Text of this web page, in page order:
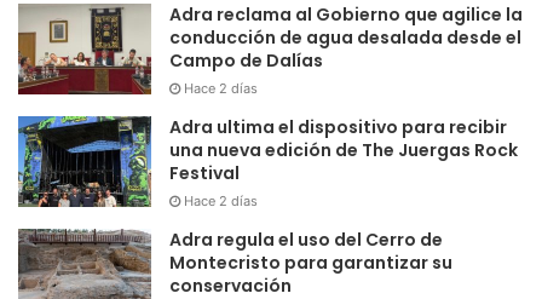
Adra reclama al Gobierno que agilice la
conducción de agua desalada desde el
Campo de Dalías
Hace 2 días
Adra ultima el dispositivo para recibir
una nueva edición de The Juergas Rock
Festival
Hace 2 días
Adra regula el uso del Cerro de
Montecristo para garantizar su
conservación